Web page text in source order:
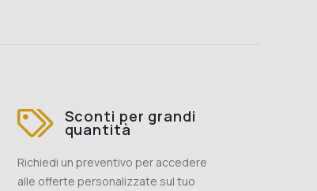
Sconti per grandi
quantità
Richiedi un preventivo per accedere
alle offerte personalizzate sul tuo